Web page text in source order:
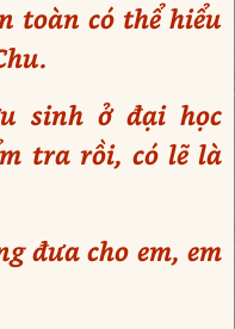
toàn có thể hiểu
sinh ở đại học
tra rồi, có lẽ là
đưa cho em, em